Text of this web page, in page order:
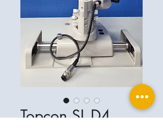
Topcon SL D4